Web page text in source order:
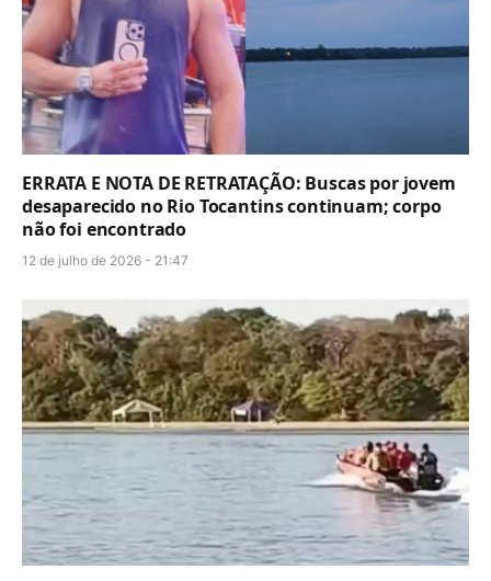
ERRATA E NOTA DE RETRATAÇÃO: Buscas por jovem
desaparecido no Rio Tocantins continuam; corpo
não foi encontrado
12 de julho de 2026 - 21:47